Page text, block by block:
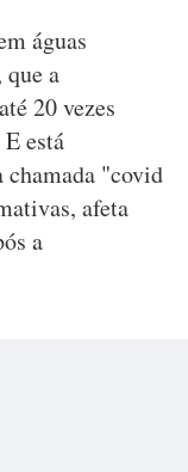
águas
a
20 vezes
está
chamada "covid
afeta
a